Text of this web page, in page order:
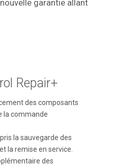
garantie allant
Repair+
des composants
la commande
la sauvegarde des
la remise en service.
des